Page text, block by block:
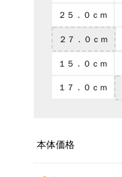
２５．０ｃｍ
２７．０ｃｍ
１５．０ｃｍ
１７．０ｃｍ
本体価格